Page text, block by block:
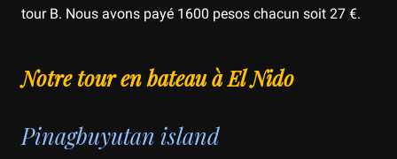
tour B. Nous avons payé 1600 pesos chacun soit 27 €.
Notre tour en bateau à El Nido
Pinagbuyutan island